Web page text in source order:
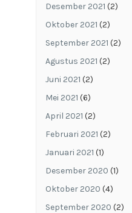
Desember 2021 (2)
Oktober 2021 (2)
September 2021 (2)
Agustus 2021 (2)
Juni 2021 (2)
Mei 2021 (6)
April 2021 (2)
Februari 2021 (2)
Januari 2021 (1)
Desember 2020 (1)
Oktober 2020 (4)
September 2020 (2)